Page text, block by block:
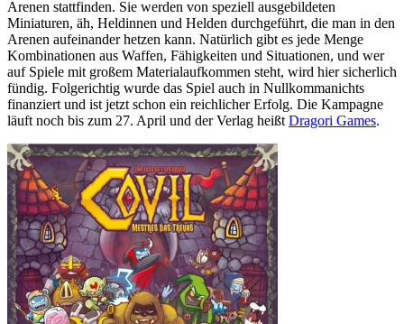
Arenen stattfinden. Sie werden von speziell ausgebildeten
Miniaturen, äh, Heldinnen und Helden durchgeführt, die man in den
Arenen aufeinander hetzen kann. Natürlich gibt es jede Menge
Kombinationen aus Waffen, Fähigkeiten und Situationen, und wer
auf Spiele mit großem Materialaufkommen steht, wird hier sicherlich
fündig. Folgerichtig wurde das Spiel auch in Nullkommanichts
finanziert und ist jetzt schon ein reichlicher Erfolg. Die Kampagne
läuft noch bis zum 27. April und der Verlag heißt Dragori Games.